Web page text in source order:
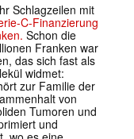
Schlagzeilen mit
C-Finanzierung
Schon die
Franken war
das sich fast als
widmet:
zur Familie der
von
Tumoren und
und